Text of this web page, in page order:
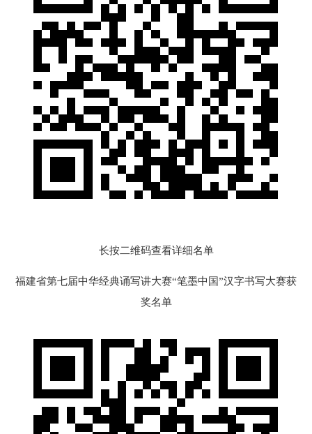
长按二维码查看详细名单
福建省第七届中华经典诵写讲大赛“笔墨中国”汉字书写大赛获
奖名单